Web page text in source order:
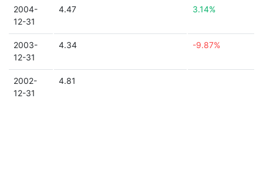
2004-
12-31
4.47 3.14%
2003-
12-31
4.34 -9.87%
2002-
12-31
4.81